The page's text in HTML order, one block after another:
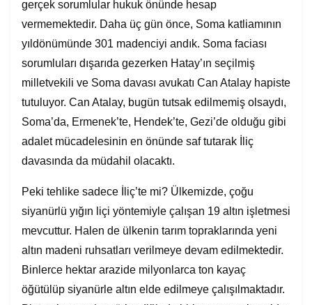
gerçek sorumlular hukuk önünde hesap
vermemektedir. Daha üç gün önce, Soma katliamının
yıldönümünde 301 madenciyi andık. Soma faciası
sorumluları dışarıda gezerken Hatay’ın seçilmiş
milletvekili ve Soma davası avukatı Can Atalay hapiste
tutuluyor. Can Atalay, bugün tutsak edilmemiş olsaydı,
Soma’da, Ermenek’te, Hendek’te, Gezi’de olduğu gibi
adalet mücadelesinin en önünde saf tutarak İliç
davasında da müdahil olacaktı.
Peki tehlike sadece İliç’te mi? Ülkemizde, çoğu
siyanürlü yığın liçi yöntemiyle çalışan 19 altın işletmesi
mevcuttur. Halen de ülkenin tarım topraklarında yeni
altın madeni ruhsatları verilmeye devam edilmektedir.
Binlerce hektar arazide milyonlarca ton kayaç
öğütülüp siyanürle altın elde edilmeye çalışılmaktadır.